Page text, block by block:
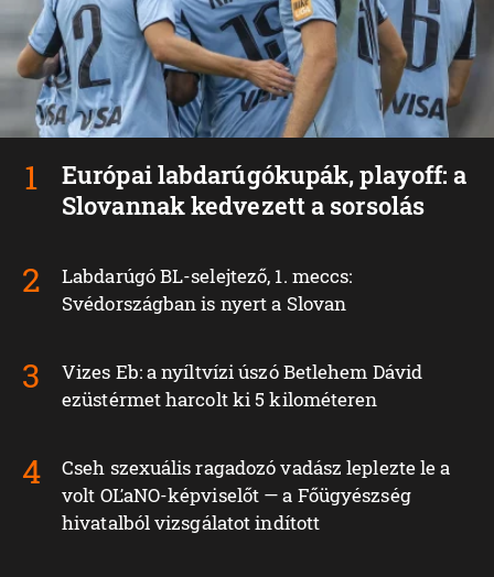
Európai labdarúgókupák, playoff: a
Slovannak kedvezett a sorsolás
Labdarúgó BL-selejtező, 1. meccs:
Svédországban is nyert a Slovan
Vizes Eb: a nyíltvízi úszó Betlehem Dávid
ezüstérmet harcolt ki 5 kilométeren
Cseh szexuális ragadozó vadász leplezte le a
volt OĽaNO-képviselőt — a Főügyészség
hivatalból vizsgálatot indított